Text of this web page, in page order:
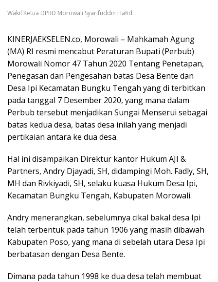
Wakil Ketua DPRD Morowali Syarifuddin Hafid
KINERJAEKSELEN.co, Morowali – Mahkamah Agung
(MA) RI resmi mencabut Peraturan Bupati (Perbub)
Morowali Nomor 47 Tahun 2020 Tentang Penetapan,
Penegasan dan Pengesahan batas Desa Bente dan
Desa Ipi Kecamatan Bungku Tengah yang di terbitkan
pada tanggal 7 Desember 2020, yang mana dalam
Perbub tersebut menjadikan Sungai Menserui sebagai
batas kedua desa, batas desa inilah yang menjadi
pertikaian antara ke dua desa.
Hal ini disampaikan Direktur kantor Hukum AJI &
Partners, Andry Djayadi, SH, didampingi Moh. Fadly, SH,
MH dan Rivkiyadi, SH, selaku kuasa Hukum Desa Ipi,
Kecamatan Bungku Tengah, Kabupaten Morowali.
Andry menerangkan, sebelumnya cikal bakal desa Ipi
telah terbentuk pada tahun 1906 yang masih dibawah
Kabupaten Poso, yang mana di sebelah utara Desa Ipi
berbatasan dengan Desa Bente.
Dimana pada tahun 1998 ke dua desa telah membuat